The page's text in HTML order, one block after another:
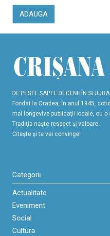
ADAUGA
DE PESTE ŞAPTE DECENII ÎN
Fondat la Oradea, în anul 1945,
mai longevive publicaţii locale, cu o
Tradiţia naşte respect şi valoare.
Citeşte şi te vei convinge!
Categorii
Actualitate
Eveniment
Social
Cultura